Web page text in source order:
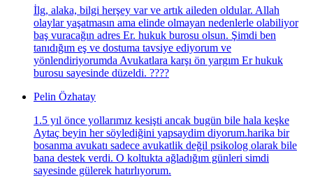
İlg, alaka, bilgi herşey var ve artık aileden oldular. Allah
olaylar yaşatmasın ama elinde olmayan nedenlerle olabiliyor
baş vuracağın adres Er. hukuk burosu olsun. Şimdi ben
tanıdığım eş ve dostuma tavsiye ediyorum ve
yönlendiriyorumda Avukatlara karşı ön yargım Er hukuk
burosu sayesinde düzeldi. ????
Pelin Özhatay
1.5 yıl önce yollarımız kesişti ancak bugün bile hala keşke
Aytaç beyin her söylediğini yapsaydim diyorum.harika bir
bosanma avukatı sadece avukatlik değil psikolog olarak bile
bana destek verdi. O koltukta ağladığım günleri simdi
sayesinde gülerek hatırlıyorum.